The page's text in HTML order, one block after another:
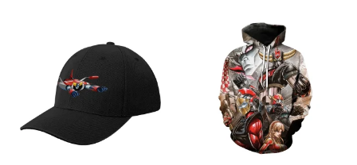
variations.
Les
options
peuvent
être
choisies
sur
la